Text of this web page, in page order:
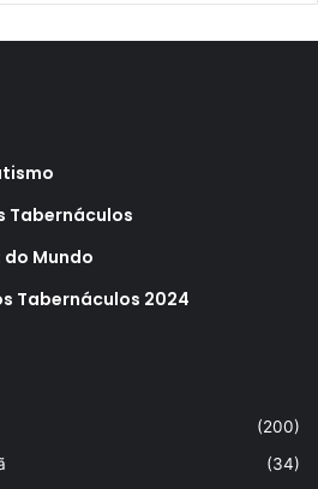
Tabernáculos
do Mundo
Tabernáculos 2024
(200)
(34)